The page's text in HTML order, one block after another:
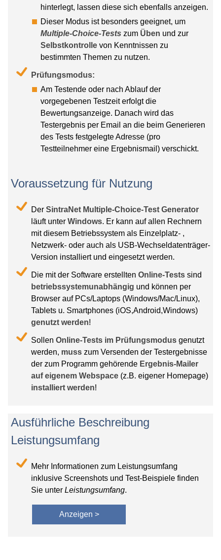
hinterlegt, lassen diese sich ebenfalls anzeigen.
Dieser Modus ist besonders geeignet, um
Multiple-Choice-Tests zum Üben und zur
Selbstkontrolle von Kenntnissen zu
bestimmten Themen zu nutzen.
Prüfungsmodus:
Am Testende oder nach Ablauf der
vorgegebenen Testzeit erfolgt die
Bewertungsanzeige. Danach wird das
Testergebnis per Email an die beim Generieren
des Tests festgelegte Adresse (pro
Testteilnehmer eine Ergebnismail) verschickt.
Voraussetzung für Nutzung
Der SintraNet Multiple-Choice-Test Generator
läuft unter Windows. Er kann auf allen Rechnern
mit diesem Betriebssystem als Einzelplatz- ,
Netzwerk- oder auch als USB-Wechseldatenträger-
Version installiert und eingesetzt werden.
Die mit der Software erstellten Online-Tests sind
betriebssystemunabhängig und können per
Browser auf PCs/Laptops (Windows/Mac/Linux),
Tablets u. Smartphones (iOS,Android,Windows)
genutzt werden!
Sollen Online-Tests im Prüfungsmodus genutzt
werden, muss zum Versenden der Testergebnisse
der zum Programm gehörende Ergebnis-Mailer
auf eigenem Webspace (z.B. eigener Homepage)
installiert werden!
Ausführliche Beschreibung
Leistungsumfang
Mehr Informationen zum Leistungsumfang
inklusive Screenshots und Test-Beispiele finden
Sie unter Leistungsumfang.
Anzeigen >